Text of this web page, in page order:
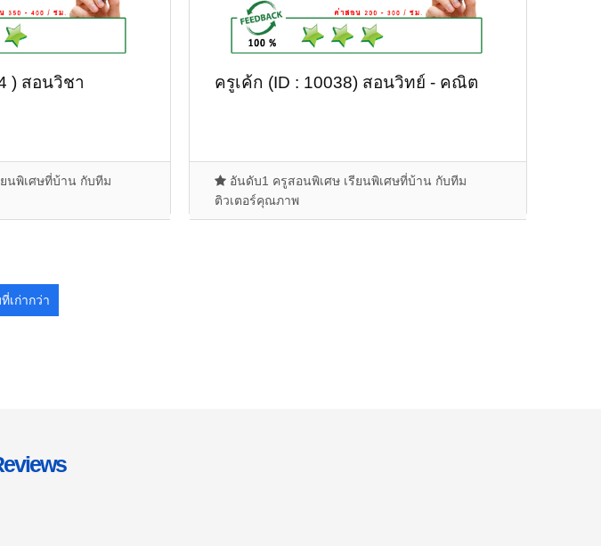
) สอนวิชา
นพิเศษที่บ้าน กับทีม
ครูเค้ก (ID : 10038) สอนวิทย์ - คณิต
อันดับ1 ครูสอนพิเศษ เรียนพิเศษที่บ้าน กับทีม
ติวเตอร์คุณภาพ
เก่ากว่า